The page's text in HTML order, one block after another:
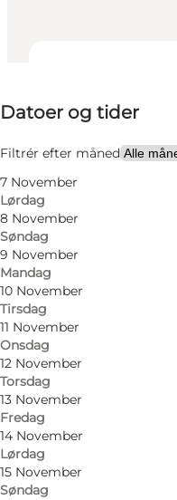
Datoer og tider
Filtrér efter måned
7 November
Lørdag
8 November
Søndag
9 November
Mandag
10 November
Tirsdag
11 November
Onsdag
12 November
Torsdag
13 November
Fredag
14 November
Lørdag
15 November
Søndag
Besøg hjemmeside
Find vej
Tønder
6270 Tønder